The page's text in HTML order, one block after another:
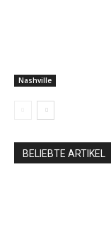
Nashville
BELIEBTE ARTIKEL